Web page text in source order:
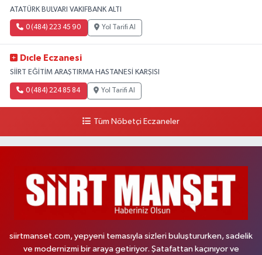
ATATÜRK BULVARI VAKIFBANK ALTI
0 (484) 223 45 90 Yol Tarifi Al
Dıcle Eczanesi
SİİRT EĞİTİM ARAŞTIRMA HASTANESİ KARŞISI
0 (484) 224 85 84 Yol Tarifi Al
Tüm Nöbetçi Eczaneler
siirtmanset.com, yepyeni temasıyla sizleri buluştururken, sadelik
ve modernizmi bir araya getiriyor. Şatafattan kaçınıyor ve